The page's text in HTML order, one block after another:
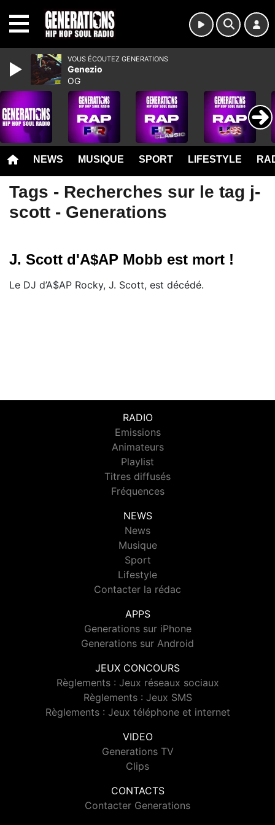
NEWS MUSIQUE SPORT LIFESTYLE
Tags - Recherches sur le tag j-
scott - Generations
J. Scott d'A$AP Mobb est mort !
Le DJ d’A$AP Rocky, J. Scott, est décédé.
RADIO
Emissions
Animateurs
Playlist
Titres diffusés
Fréquences
NEWS
News
Musique
Sport
Lifestyle
Contacter la rédac
APPS
Generations sur iPhone
Generations sur Android
JEUX CONCOURS
Règlements : Jeux réseaux sociaux
Règlements : Jeux SMS
Règlements : Jeux téléphone et internet
VIDEO
Generations TV
Clips
CONTACTS
Contacter Generations
VOUS ÉCOUTEZ GENERATIONS
Genezio
OG